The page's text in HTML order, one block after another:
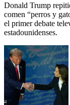
Donald Trump
comen “perros y
el primer debate
estadounidenses.